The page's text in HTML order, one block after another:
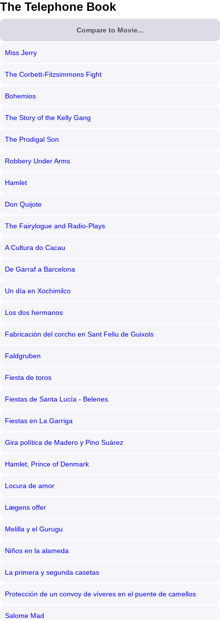
The Telephone Book
Compare to Movie...
Miss Jerry
The Corbett-Fitzsimmons Fight
Bohemios
The Story of the Kelly Gang
The Prodigal Son
Robbery Under Arms
Hamlet
Don Quijote
The Fairylogue and Radio-Plays
A Cultura do Cacau
De Garraf a Barcelona
Un día en Xochimilco
Los dos hermanos
Fabricación del corcho en Sant Feliu de Guixols
Faldgruben
Fiesta de toros
Fiestas de Santa Lucía - Belenes
Fiestas en La Garriga
Gira política de Madero y Pino Suárez
Hamlet, Prince of Denmark
Locura de amor
Lægens offer
Melilla y el Gurugu
Niños en la alameda
La primera y segunda casetas
Protección de un convoy de víveres en el puente de camellos
Salome Mad